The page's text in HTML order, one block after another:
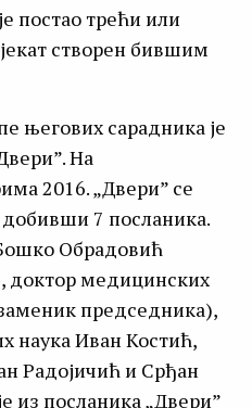
постао трећи или
створен бившим
његових сарадника је
На
2016. „Двери” се
добивши 7 посланика.
Обрадовић
доктор медицинских
председника),
наука Иван Костић,
Радојичић и Срђан
из посланика „Двери”